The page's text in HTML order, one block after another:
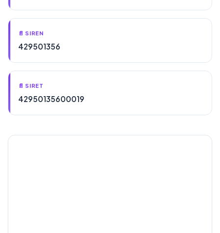
📄 SIREN
429501356
📄 SIRET
42950135600019